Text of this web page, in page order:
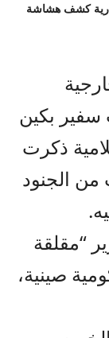
كشف هشاشة
سفير بكين
ذكرت
الجنود
“مقلقة
صينية،